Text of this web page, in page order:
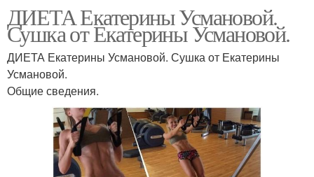
ДИЕТА Екатерины Усмановой.
Сушка от Екатерины Усмановой.
ДИЕТА Екатерины Усмановой. Сушка от Екатерины
Усмановой.
Общие сведения.